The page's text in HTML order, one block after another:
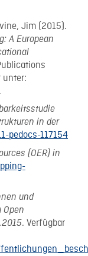
Jim (2015).
A European
unter:
.
in der
pedocs-117154
(OER) in
und
Open
. Verfügbar